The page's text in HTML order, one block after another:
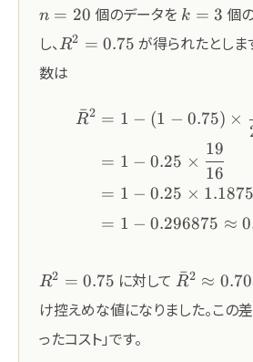
n=20
n = 20 個のデータを k=3
k = 3 個
し、 R^2
0.75
R2 = 0.75 が得られたとしま
数は
R
ˉ2 = 1 − (1 − 0.75) ×
= 1 − 0.25 ×
16
19
= 1 − 0.25 × 1.1875
= 1 − 0.296875 ≈
R^2=0.75
R2 = 0.75 に対して R
ˉ2 ≈
け控えめな値になりました。この
ったコスト」です。